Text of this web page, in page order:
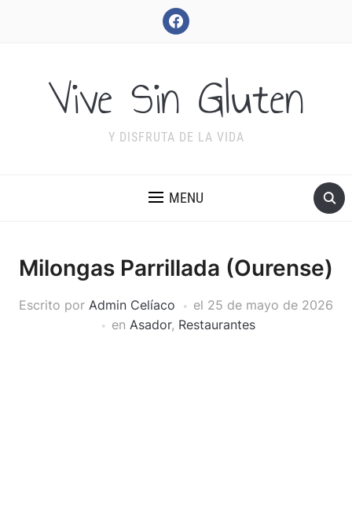
facebook
Vive Sin Gluten
Y DISFRUTA DE LA VIDA
MENU
Milongas Parrillada (Ourense)
Escrito por Admin Celíaco el 25 de mayo de 2026
en Asador, Restaurantes